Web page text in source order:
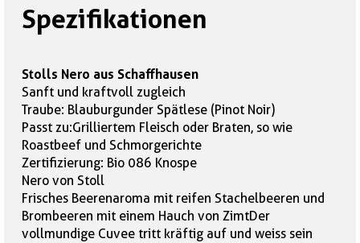
Spezifikationen
Stolls Nero aus Schaffhausen
Sanft und kraftvoll zugleich
Traube: Blauburgunder Spätlese (Pinot Noir)
Passt zu:Grilliertem Fleisch oder Braten, so wie
Roastbeef und Schmorgerichte
Zertifizierung: Bio 086 Knospe
Nero von Stoll
Frisches Beerenaroma mit reifen Stachelbeeren und
Brombeeren mit einem Hauch von ZimtDer
vollmundige Cuvee tritt kräftig auf und weiss sein